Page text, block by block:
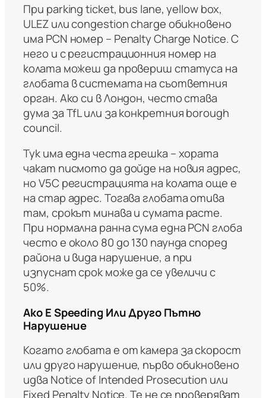
При parking ticket, bus lane, yellow box,
ULEZ или congestion charge обикновено
има PCN номер – Penalty Charge Notice. С
него и с регистрационния номер на
колата можеш да провериш статуса на
глобата в системата на съответния
орган. Ако си в Лондон, често става
дума за TfL или за конкретния borough
council.
Тук има една честа грешка – хората
чакат писмото да дойде на новия адрес,
но V5C регистрацията на колата още е
на стар адрес. Тогава глобата отива
там, срокът минава и сумата расте.
При нормална ранна сума една PCN глоба
често е около 80 до 130 паунда според
района и вида нарушение, а при
изпуснат срок може да се увеличи с
50%.
Ако Е Speeding Или Друго Пътно
Нарушение
Когато глобата е от камера за скорост
или друго нарушение, първо обикновено
идва Notice of Intended Prosecution или
Fixed Penalty Notice. Те не се проверяват